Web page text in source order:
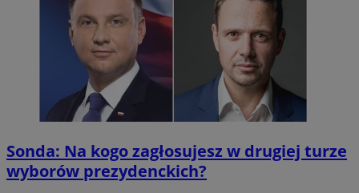
Sonda: Na kogo zagłosujesz w drugiej turze
wyborów prezydenckich?